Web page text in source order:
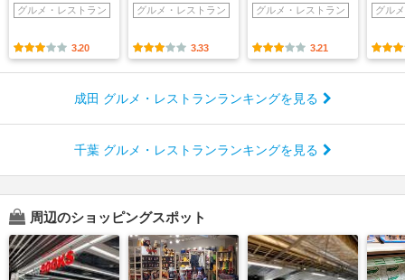
グルメ・レストラン
3.20
グルメ・レストラン
3.33
グルメ・レストラン
3.21
グル
成田 グルメ・レストランランキングを見る
千葉 グルメ・レストランランキングを見る
周辺のショッピングスポット